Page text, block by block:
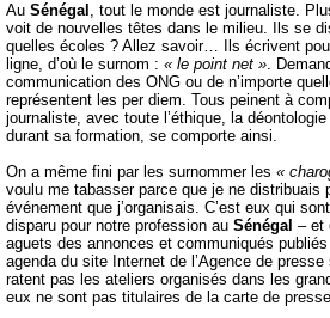
Au Sénégal , tout le monde est journaliste.
voit de nouvelles têtes dans le milieu. Ils se
quelles écoles ? Allez savoir… Ils écrivent
ligne, d’où le surnom : « le point net ».
communication des ONG ou de n’importe
représentent les per diem. Tous peinent à
journaliste, avec toute l’éthique, la
durant sa formation, se comporte ainsi.
On a même fini par les surnommer les «
voulu me tabasser parce que je ne distribuais
événement que j’organisais. C’est eux qui
disparu pour notre profession au Sénégal – et
aguets des annonces et communiqués
agenda du site Internet de l’Agence de
ratent pas les ateliers organisés dans les
eux ne sont pas titulaires de la carte de